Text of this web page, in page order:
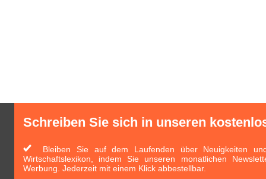
Schreiben Sie sich in unseren
Bleiben Sie auf dem Laufenden über Neuigkeiten
Wirtschaftslexikon, indem Sie unseren monatlichen
Werbung. Jederzeit mit einem Klick abbestellbar.